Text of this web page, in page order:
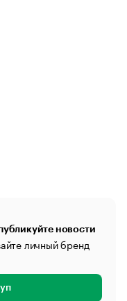
новости
личный бренд